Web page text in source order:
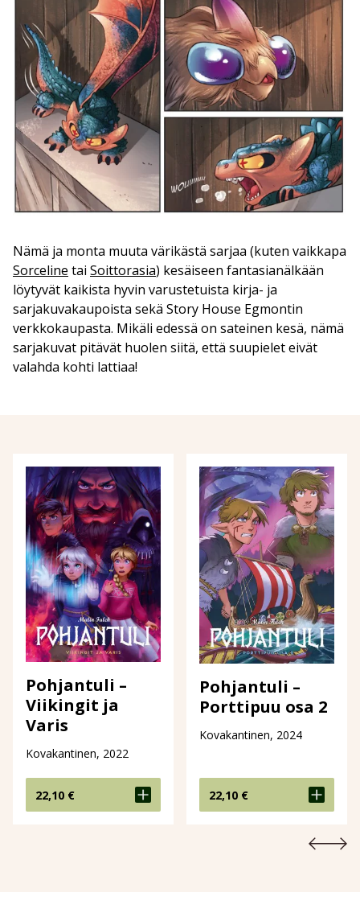
Nämä ja monta muuta värikästä sarjaa (kuten vaikkapa
Sorceline tai Soittorasia) kesäiseen fantasianälkään
löytyvät kaikista hyvin varustetuista kirja- ja
sarjakuvakaupoista sekä Story House Egmontin
verkkokaupasta. Mikäli edessä on sateinen kesä, nämä
sarjakuvat pitävät huolen siitä, että suupielet eivät
valahda kohti lattiaa!
Pohjantuli –
Viikingit ja
Varis
Kovakantinen, 2022
22,10 €
Pohjantuli –
Porttipuu osa 2
Kovakantinen, 2024
22,10 €